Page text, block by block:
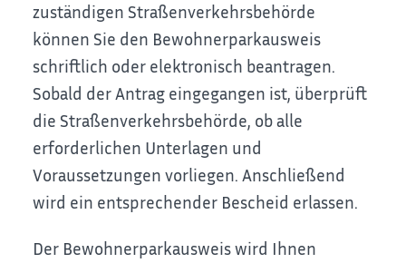
zuständigen Straßenverkehrsbehörde
können Sie den Bewohnerparkausweis
schriftlich oder elektronisch beantragen.
Sobald der Antrag eingegangen ist, überprüft
die Straßenverkehrsbehörde, ob alle
erforderlichen Unterlagen und
Voraussetzungen vorliegen. Anschließend
wird ein entsprechender Bescheid erlassen.
Der Bewohnerparkausweis wird Ihnen